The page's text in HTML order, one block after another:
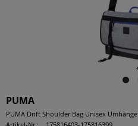
PUMA
PUMA Drift Shoulder Bag Unisex